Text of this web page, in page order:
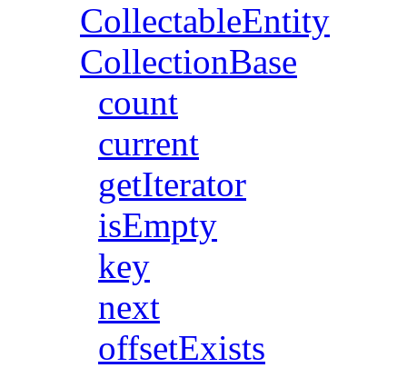
CollectableEntity
CollectionBase
count
current
getIterator
isEmpty
key
next
offsetExists